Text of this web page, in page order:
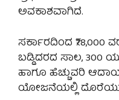
ಅವಕಾಶವಾಗಿದೆ.
ಸರ್ಕಾರದಿಂದ
ಬಡ್ಡಿದರದ ಸಾಲ,
ಹಾಗೂ ಹೆಚ್ಚುವರಿ
ಯೋಜನೆಯಲ್ಲಿ